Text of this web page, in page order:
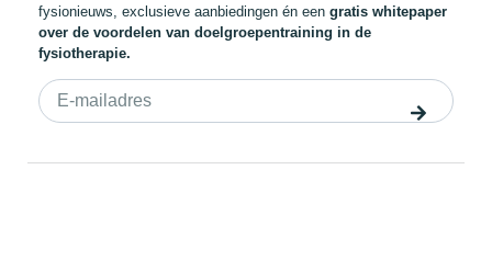
fysionieuws, exclusieve aanbiedingen én een gratis whitepaper
over de voordelen van doelgroepentraining in de
fysiotherapie.